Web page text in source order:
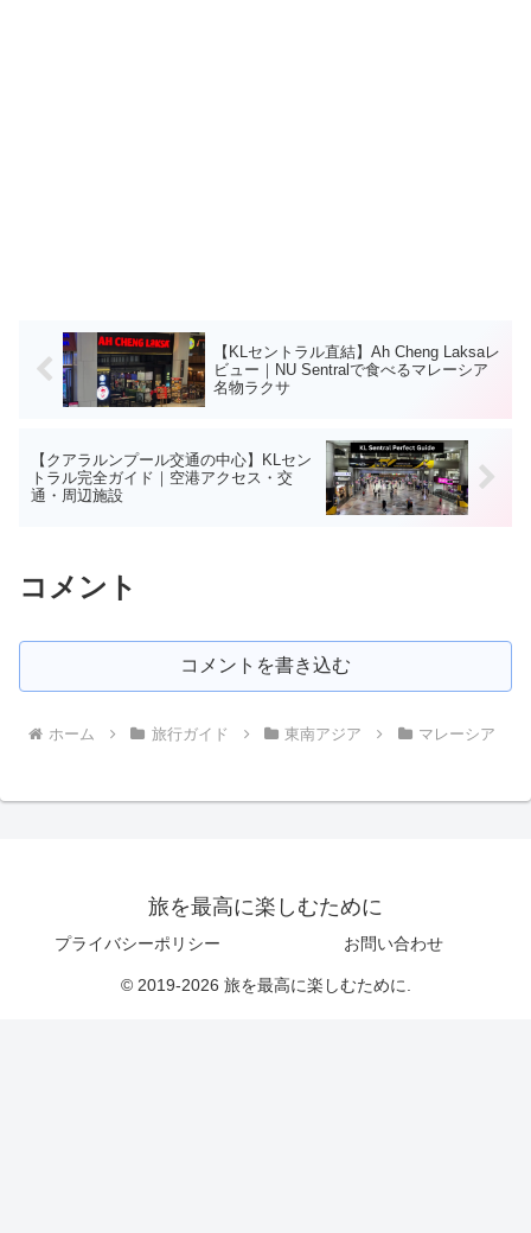
【KLセントラル直結】Ah Cheng Laksaレ
ビュー｜NU Sentralで食べるマレーシア
名物ラクサ
【クアラルンプール交通の中心】KLセン
トラル完全ガイド｜空港アクセス・交
通・周辺施設
コメント
コメントを書き込む
ホーム 旅行ガイド 東南アジア マレーシア
旅を最高に楽しむために
プライバシーポリシー お問い合わせ
© 2019-2026 旅を最高に楽しむために.